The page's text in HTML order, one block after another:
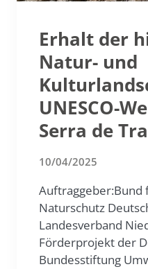
Erhalt der
Natur- und
UNESCO-
Serra de
10/04/2025
Auftraggeber:Bund
Naturschutz
Landesverband
Förderprojekt der
Bundesstiftung